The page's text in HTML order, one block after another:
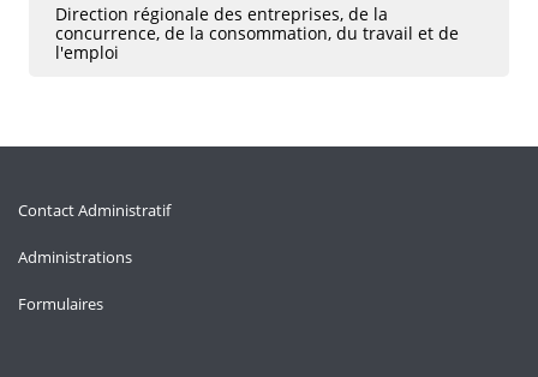
Direction régionale des entreprises, de la
concurrence, de la consommation, du travail et de
l'emploi
Contact Administratif
Administrations
Formulaires